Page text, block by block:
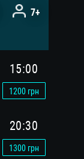
7+
15:00
1200грн
20:30
1300грн